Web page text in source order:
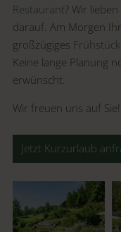
Restaurant? Wir
darauf. Am Morgen
großzügiges
Keine lange Planung
erwünscht.
Wir freuen uns auf Sie!
Jetzt Kurzurlaub